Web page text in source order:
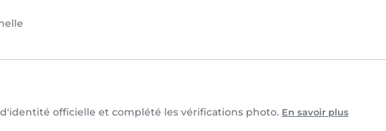
officielle et complété les vérifications photo. En savoir plus